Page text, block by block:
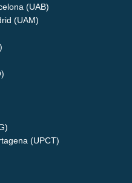
(UAB)
(UAM)
(UPCT)